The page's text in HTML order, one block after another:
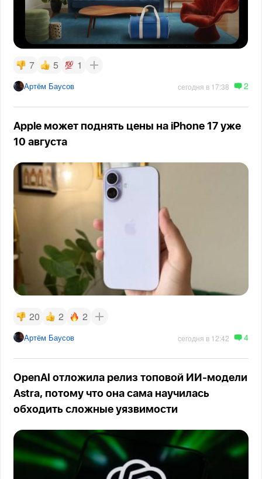
7 5 1
Артём Баусов сегодня в 17:38 2
Apple может поднять цены на iPhone 17 уже
10 августа
20 2 2
Артём Баусов сегодня в 12:42 4
OpenAI отложила релиз топовой ИИ-модели
Astra, потому что она сама научилась
обходить сложные уязвимости